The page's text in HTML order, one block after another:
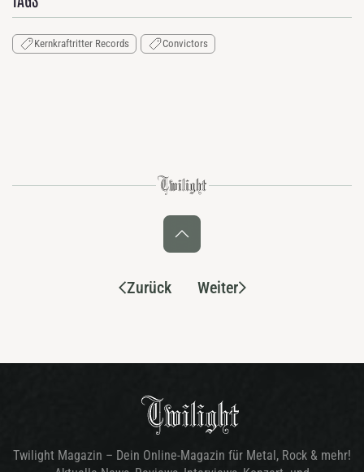
Kernkraftritter Records Convictors
Zurück Weiter
Twilight Magazin – Dein Online-Magazin für Metal, Rock & mehr!